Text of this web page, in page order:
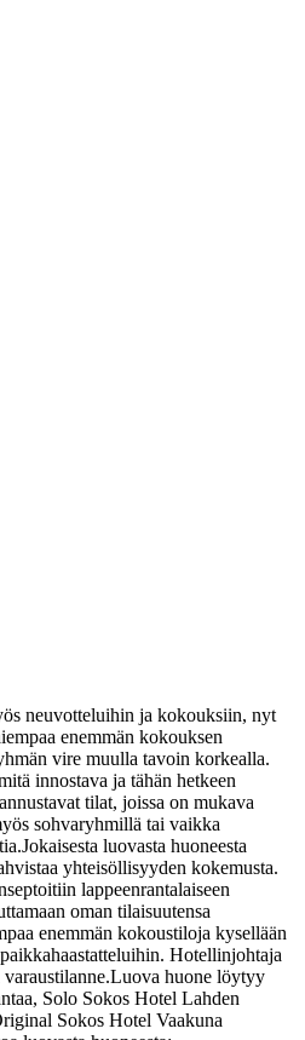
neuvotteluihin ja kokouksiin, nyt
enemmän kokouksen
vire muulla tavoin korkealla.
innostava ja tähän hetkeen
tilat, joissa on mukava
sohvaryhmillä tai vaikka
Jokaisesta luovasta huoneesta
yhteisöllisyyden kokemusta.
lappeenrantalaiseen
oman tilaisuutensa
enemmän kokoustiloja kysellään
Hotellinjohtaja
Luova huone löytyy
Solo Sokos Hotel Lahden
Sokos Hotel Vaakuna